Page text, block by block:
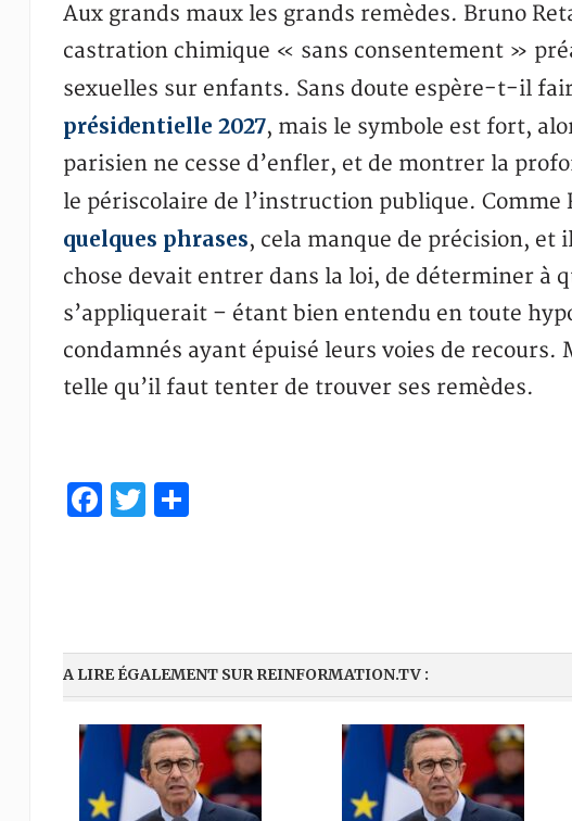
Aux grands maux les grands remèdes. Bruno
castration chimique « sans consentement »
sexuelles sur enfants. Sans doute espère-t-il
présidentielle 2027, mais le symbole est fort,
parisien ne cesse d’enfler, et de montrer la
le périscolaire de l’instruction publique. Comme
quelques phrases, cela manque de précision, et
chose devait entrer dans la loi, de déterminer à
s’appliquerait – étant bien entendu en toute
condamnés ayant épuisé leurs voies de recours.
telle qu’il faut tenter de trouver ses remèdes.
Facebook
Twitter
Partager
A LIRE ÉGALEMENT SUR REINFORMATION.TV :